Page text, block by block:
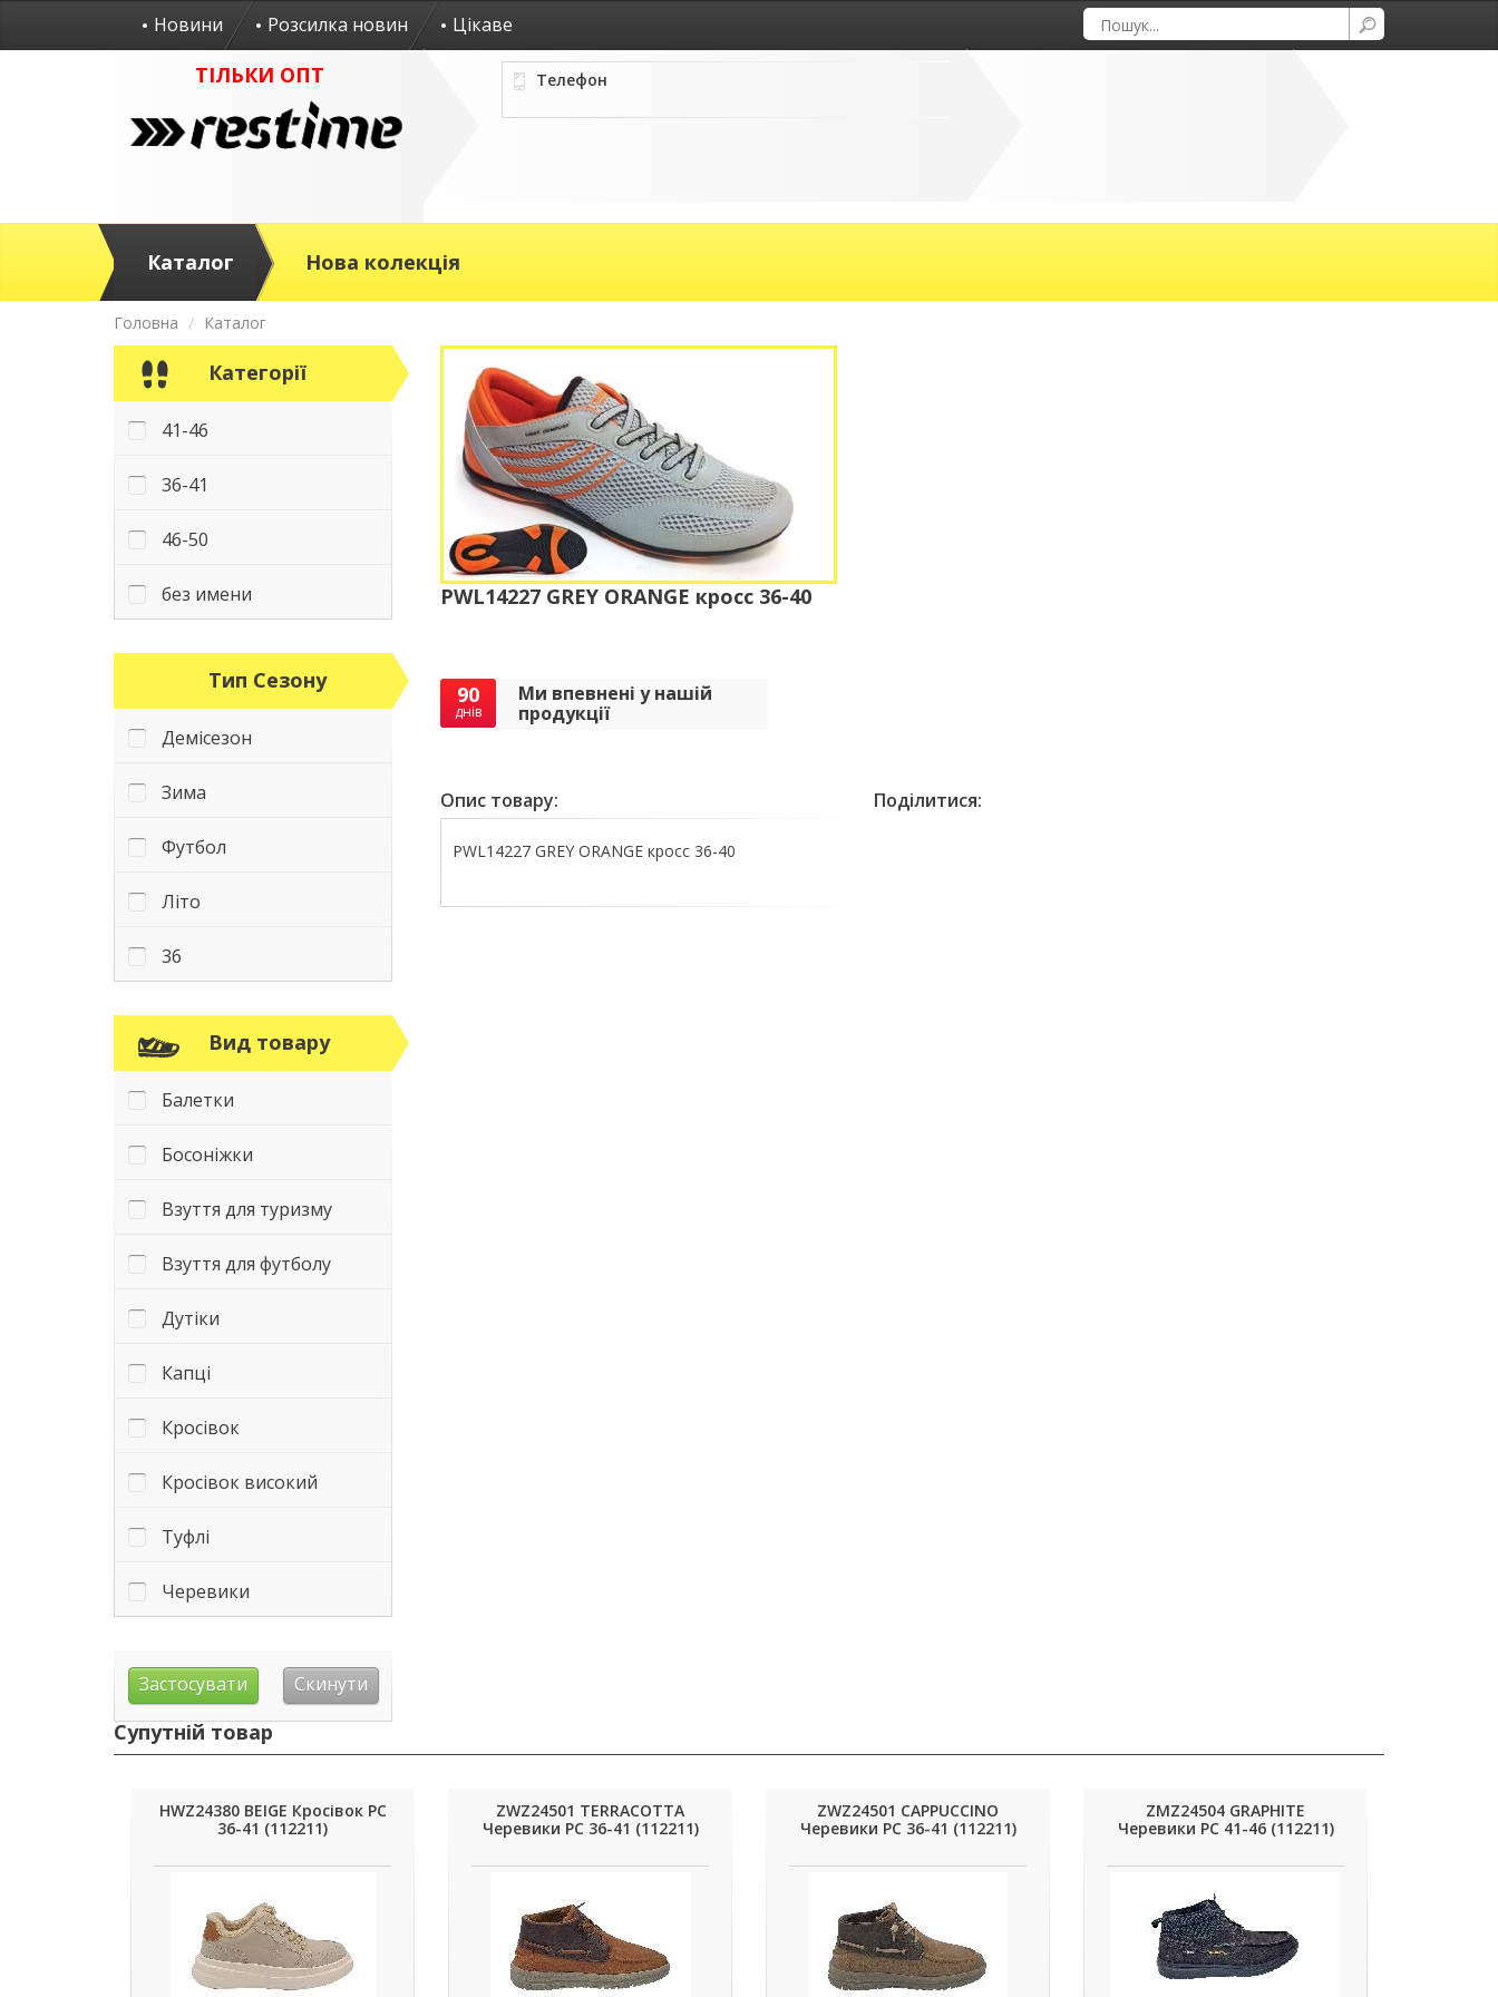
Новини Розсилка новин Цікаве
ТІЛЬКИ ОПТ Телефон
Каталог Нова колекція
Головна Каталог
Категорії
41-46
36-41
46-50
без имени
Тип Сезону
Демісезон
Зима
Футбол
Літо
36
Вид товару
Балетки
Босоніжки
Взуття для туризму
Взуття для футболу
Дутіки
Капці
Кросівок
Кросівок високий
Туфлі
Черевики
PWL14227 GREY ORANGE кросс 36-40
90
днів
Ми впевнені у нашій
продукції
Опис товару:
PWL14227 GREY ORANGE кросс 36-40
Поділитися:
Супутній товар
HWZ24380 BEIGE Кросівок РС
36-41 (112211)
ZWZ24501 TERRACOTTA
Черевики РС 36-41 (112211)
ZWZ24501 CAPPUCCINO
Черевики РС 36-41 (112211)
ZMZ24504 GRAPHITE
Черевики РС 41-46 (112211)